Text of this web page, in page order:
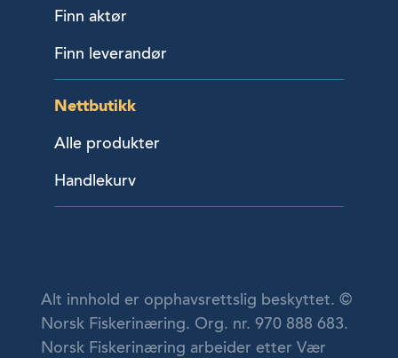
Finn aktør
Finn leverandør
Nettbutikk
Alle produkter
Handlekurv
Alt innhold er opphavsrettslig beskyttet. ©
Norsk Fiskerinæring. Org. nr. 970 888 683.
Norsk Fiskerinæring arbeider etter Vær